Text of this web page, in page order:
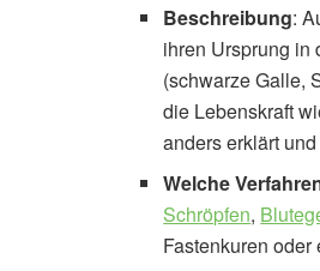
Beschreibung:
ihren Ursprung in
(schwarze Galle,
die Lebenskraft
anders erklärt
Welche
Schröpfen,
Fastenkuren oder